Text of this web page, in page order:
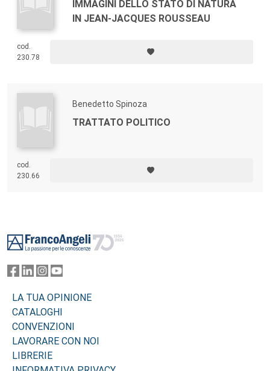
IMMAGINI DELLO STATO DI NATURA
IN JEAN-JACQUES ROUSSEAU
cod.
230.78
Benedetto Spinoza
TRATTATO POLITICO
cod.
230.66
LA TUA OPINIONE
CATALOGHI
CONVENZIONI
LAVORARE CON NOI
LIBRERIE